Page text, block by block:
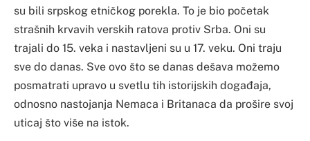
su bili srpskog etničkog porekla. To je bio početak
strašnih krvavih verskih ratova protiv Srba. Oni su
trajali do 15. veka i nastavljeni su u 17. veku. Oni traju
sve do danas. Sve ovo što se danas dešava možemo
posmatrati upravo u svetlu tih istorijskih događaja,
odnosno nastojanja Nemaca i Britanaca da prošire svoj
uticaj što više na istok.